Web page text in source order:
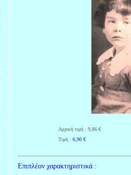
Αρχική τιμή : 9,86 €
Τιμή : 6,90 €
Επιπλέον χαρακτηριστικά :